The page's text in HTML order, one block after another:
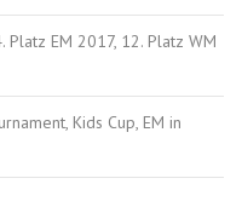
Platz EM 2017, 12. Platz WM
Kids Cup, EM in